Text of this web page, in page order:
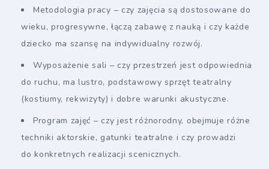
Metodologia pracy – czy zajęcia są dostosowane do
wieku, progresywne, łączą zabawę z nauką i czy każde
dziecko ma szansę na indywidualny rozwój.
Wyposażenie sali – czy przestrzeń jest odpowiednia
do ruchu, ma lustro, podstawowy sprzęt teatralny
(kostiumy, rekwizyty) i dobre warunki akustyczne.
Program zajęć – czy jest różnorodny, obejmuje różne
techniki aktorskie, gatunki teatralne i czy prowadzi
do konkretnych realizacji scenicznych.